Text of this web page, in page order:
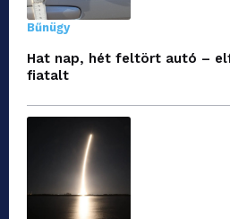
Bűnügy
Hat nap, hét feltört autó –
fiatalt